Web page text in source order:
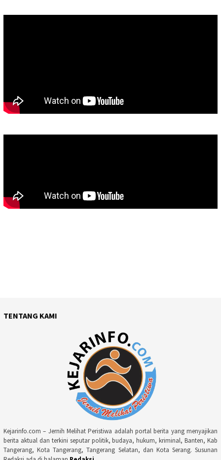
TENTANG KAMI
Kejarinfo.com – Jernih Melihat Peristiwa adalah portal berita yang menyajikan
berita aktual dan terkini seputar politik, budaya, hukum, kriminal, Banten, Kab
Tangerang, Kota Tangerang, Tangerang Selatan, dan Kota Serang. Susunan